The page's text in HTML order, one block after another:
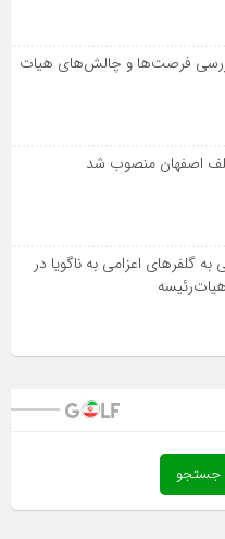
فرصت‌ها و چالش‌های هیات
اصفهان منصوب شد
گلفرهای اعزامی به ناگویا در